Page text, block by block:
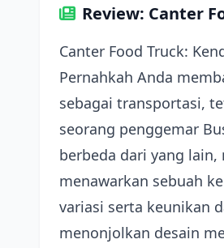
Review: Canter
Canter Food Truck:
Pernahkah Anda
sebagai transportasi,
seorang penggemar
berbeda dari yang lain,
menawarkan sebuah
variasi serta keunikan
menonjolkan desain